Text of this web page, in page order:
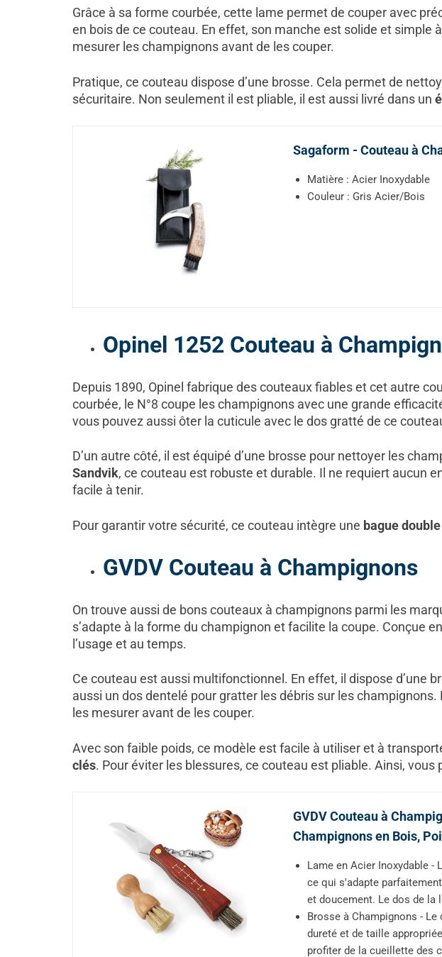
Grâce à sa forme courbée, cette lame permet de couper avec
en bois de ce couteau. En effet, son manche est solide et simple
mesurer les champignons avant de les couper.
Pratique, ce couteau dispose d’une brosse. Cela permet de
sécuritaire. Non seulement il est pliable, il est aussi livré dans un
Sagaform - Couteau à
Matière : Acier Inoxydable
Couleur : Gris Acier/Bois
Opinel 1252 Couteau à
Depuis 1890, Opinel fabrique des couteaux fiables et cet autre
courbée, le N°8 coupe les champignons avec une grande
vous pouvez aussi ôter la cuticule avec le dos gratté de ce
D’un autre côté, il est équipé d’une brosse pour nettoyer les
Sandvik, ce couteau est robuste et durable. Il ne requiert aucun
facile à tenir.
Pour garantir votre sécurité, ce couteau intègre une bague
GVDV Couteau à Champignons
On trouve aussi de bons couteaux à champignons parmi les
s’adapte à la forme du champignon et facilite la coupe. Conçue en
l’usage et au temps.
Ce couteau est aussi multifonctionnel. En effet, il dispose d’une
aussi un dos dentelé pour gratter les débris sur les
les mesurer avant de les couper.
Avec son faible poids, ce modèle est facile à utiliser et à
clés. Pour éviter les blessures, ce couteau est pliable. Ainsi,
GVDV Couteau à
Champignons en Bois,
Lame en Acier Inoxydable
ce qui s'adapte
et doucement. Le dos de la
Brosse à Champignons -
dureté et de taille
profiter de la cueillette des